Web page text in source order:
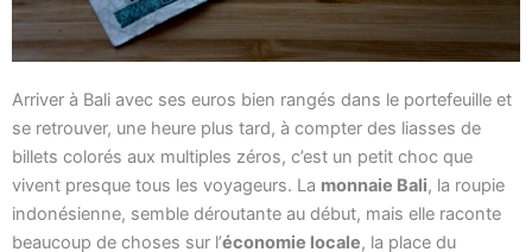
Arriver à Bali avec ses euros bien rangés dans le portefeuille et
se retrouver, une heure plus tard, à compter des liasses de
billets colorés aux multiples zéros, c’est un petit choc que
vivent presque tous les voyageurs. La monnaie Bali, la roupie
indonésienne, semble déroutante au début, mais elle raconte
beaucoup de choses sur l’économie locale, la place du